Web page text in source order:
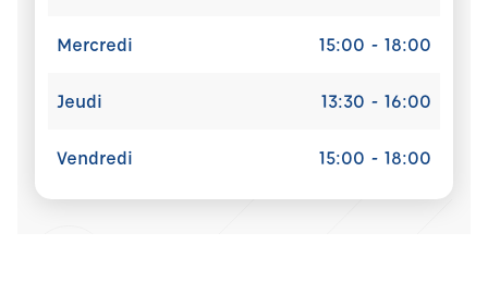
Mercredi 15:00 - 18:00
Jeudi 13:30 - 16:00
Vendredi 15:00 - 18:00